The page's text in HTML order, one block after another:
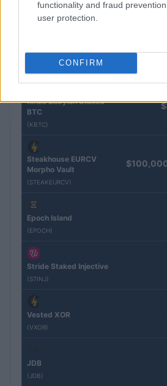
functionality and fraud
user protection.
CONFIRM
Nome
Gold (Terra
Kinza Babylon Staked
BTC
(KBTC)
Steakhouse EURCV
Morpho Vault
(STEAKEURCV)
Epoch Island
(EPOCH)
Stride Staked Injective
(STINJ)
Vested XOR
(VXOR)
JDB
(JDB)